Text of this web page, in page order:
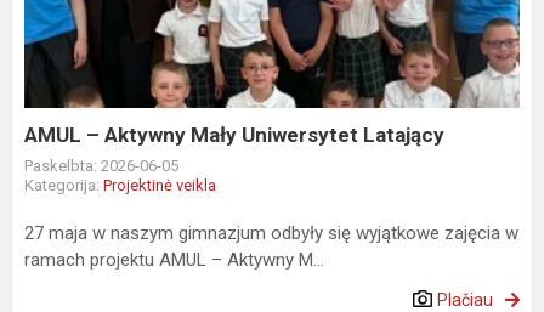
Mały
Uniwersytet
Latający
AMUL – Aktywny Mały Uniwersytet Latający
Paskelbta: 2026-06-05
Kategorija: Projektinė veikla
27 maja w naszym gimnazjum odbyły się wyjątkowe zajęcia w
ramach projektu AMUL – Aktywny M...
Plačiau